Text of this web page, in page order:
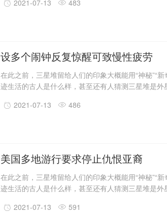
事实上，上世纪震惊世界的三星堆出土文物只是来自
精美牙雕残件、玉琮、玉石器等重要文物500余件。
2021-07-13 483
设多个闹钟反复惊醒可致慢性疲劳
在此之前，三星堆留给人们的印象大概能用“神秘”“
迹生活的古人是什么样，甚至还有人猜测三星堆是
事实上，上世纪震惊世界的三星堆出土文物只是来自
精美牙雕残件、玉琮、玉石器等重要文物500余件。
2021-07-13 486
美国多地游行要求停止仇恨亚裔
在此之前，三星堆留给人们的印象大概能用“神秘”“
迹生活的古人是什么样，甚至还有人猜测三星堆是
事实上，上世纪震惊世界的三星堆出土文物只是来自
2021-07-13 591